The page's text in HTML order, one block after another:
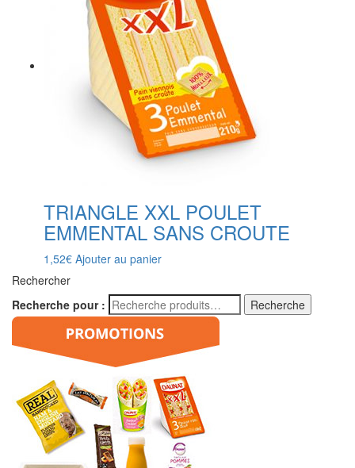
TRIANGLE XXL POULET
EMMENTAL SANS CROUTE
1,52€ Ajouter au panier
Rechercher
Recherche pour :